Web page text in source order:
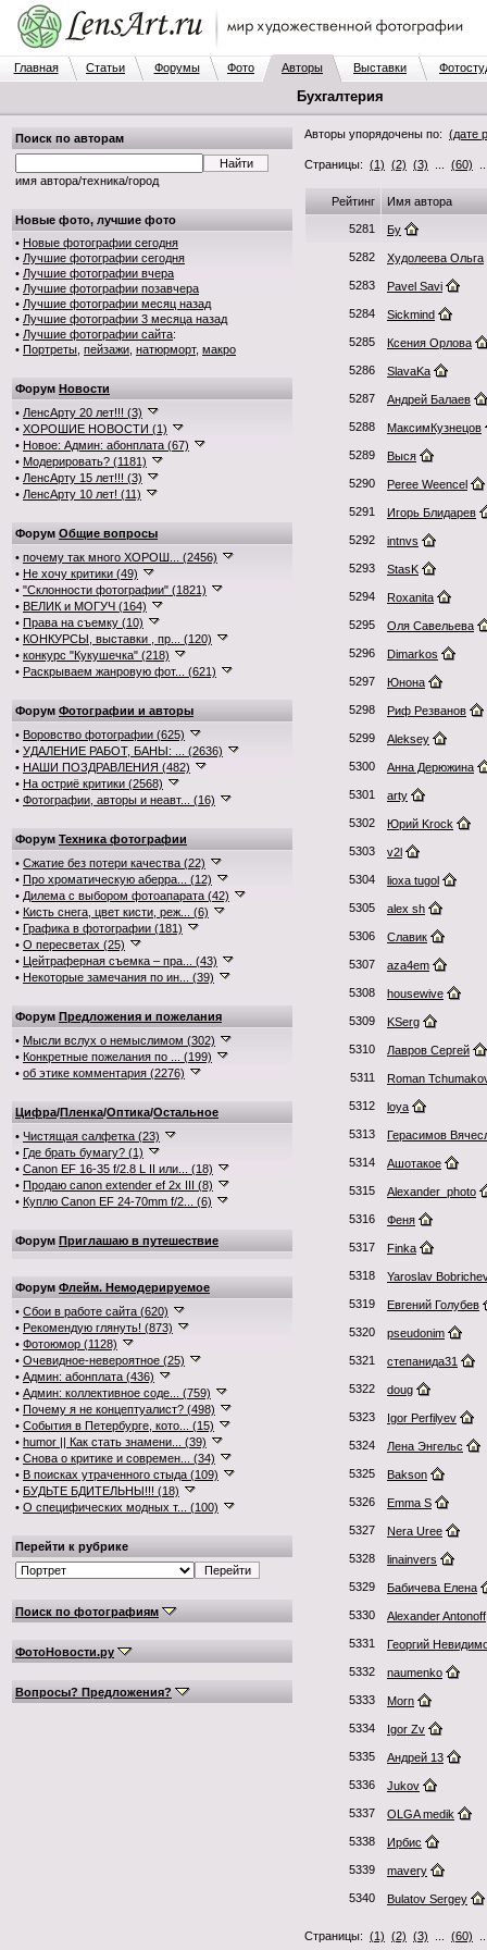
Главная Статьи Форумы Фото Авторы Выставки
Бухгалтерия
Поиск по авторам
имя автора/техника/город
Новые фото, лучшие фото
• Новые фотографии сегодня
• Лучшие фотографии сегодня
• Лучшие фотографии вчера
• Лучшие фотографии позавчера
• Лучшие фотографии месяц назад
• Лучшие фотографии 3 месяца назад
• Лучшие фотографии сайта:
• Портреты пейзажи натюрморт, макро
Форум Новости
• ЛенсАрту 20 лет!!! (3)
• ХОРОШИЕ НОВОСТИ (1)
• Новое: Админ: абонплата (67)
• Модерировать? (1181)
• ЛенсАрту 15 лет!!! (3)
• ЛенсАрту 10 лет! (11)
Форум Общие вопросы
• почему так много ХОРОШ... (2456)
• Не хочу критики (49)
• "Склонности фотографии" (1821)
• ВЕЛИК и МОГУЧ (164)
• Права на съемку (10)
• КОНКУРСЫ, выставки , пр... (120)
• конкурс "Кукушечка" (218)
• Раскрываем жанровую фот... (621)
Форум Фотографии и авторы
• Воровство фотографии (625)
• УДАЛЕНИЕ РАБОТ, БАНЫ: ... (2636)
• НАШИ ПОЗДРАВЛЕНИЯ (482)
• На остриё критики (2568)
• Фотографии, авторы и неавт... (16)
Форум Техника фотографии
• Сжатие без потери качества (22)
• Про хроматическую аберра... (12)
• Дилема с выбором фотоапарата (42)
• Кисть снега, цвет кисти, реж... (6)
• Графика в фотографии (181)
• О пересветах (25)
• Цейтраферная съемка – пра... (43)
• Некоторые замечания по ин... (39)
Форум Предложения и пожелания
• Мысли вслух о немыслимом (302)
• Конкретные пожелания по ... (199)
• об этике комментария (2276)
Цифра/Пленка/Оптика/Остальное
• Чистящая салфетка (23)
• Где брать бумагу? (1)
• Canon EF 16-35 f/2.8 L II или... (18)
• Продаю canon extender ef 2x III (8)
• Куплю Canon EF 24-70mm f/2... (6)
Форум Приглашаю в путешествие
Форум Флейм. Немодерируемое
• Сбои в работе сайта (620)
• Рекомендую глянуть! (873)
• Фотоюмор (1128)
• Очевидное-невероятное (25)
• Админ: абонплата (436)
• Админ: коллективное соде... (759)
• Почему я не концептуалист? (498)
• События в Петербурге, кото... (15)
• humor || Как стать знамени... (39)
• Снова о критике и современ... (34)
• В поисках утраченного стыда (109)
• БУДЬТЕ БДИТЕЛЬНЫ!!! (18)
• О специфических модных т... (100)
Перейти к рубрике
Поиск по фотографиям
ФотоНовости.ру
Вопросы? Предложения?
Авторы упорядочены по: (дате
Страницы: (1) (2) (3) (60)
Рейтинг Имя автора
5281 Бу
5282 Худолеева Ольга
5283 Pavel Savi
5284 Sickmind
5285 Ксения Орлова
5286 SlavaKa
5287 Андрей Балаев
5288 МаксимКузнецов
5289 Выся
5290 Peree Weencel
5291 Игорь Блидарев
5292 intnvs
5293 StasK
5294 Roxanita
5295 Оля Савельева
5296 Dimarkos
5297 Юнона
5298 Риф Резванов
5299 Aleksey
5300 Анна Дерюжина
5301 arty
5302 Юрий Krock
5303 v2l
5304 lioxa tugol
5305 alex sh
5306 Славик
5307 aza4em
5308 housewive
5309 KSerg
5310 Лавров Сергей
5311 Roman
5312 loya
5313 Герасимов
5314 Ашотакое
5315 Alexander_photo
5316 Феня
5317 Finka
5318 Yaroslav
5319 Евгений Голубев
5320 pseudonim
5321 степанида31
5322 doug
5323 Igor Perfilyev
5324 Лена Энгельс
5325 Bakson
5326 Emma S
5327 Nera Uree
5328 linainvers
5329 Бабичева Елена
5330 Alexander Antonoff
5331 Георгий
5332 naumenko
5333 Morn
5334 Igor Zv
5335 Андрей 13
5336 Jukov
5337 OLGA medik
5338 Ирбис
5339 mavery
5340 Bulatov Sergey
Страницы: (1) (2) (3) (60)